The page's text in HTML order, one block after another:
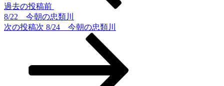
過去の投稿前
8/22 今朝の忠類川
次の投稿次 8/24 今朝の忠類川